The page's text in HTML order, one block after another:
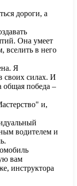
дороги, а
Она умеет
вселить в него
Я
своих силах. И
общая победа –
и,
водителем и
вам
инструктора